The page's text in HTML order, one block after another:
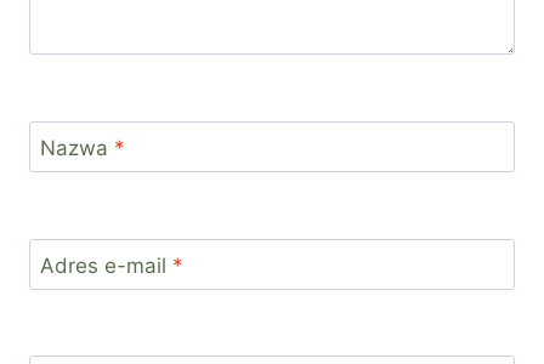
Nazwa *
Adres e-mail *